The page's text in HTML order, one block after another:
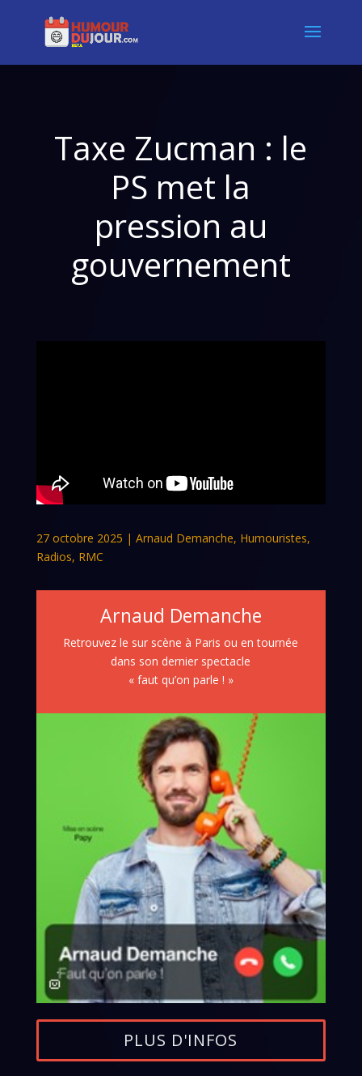
Taxe Zucman : le
PS met la
pression au
gouvernement
27 octobre 2025 | Arnaud Demanche, Humouristes,
Radios, RMC
Arnaud Demanche
Retrouvez le sur scène à Paris ou en tournée
dans son dernier spectacle
« faut qu’on parle ! »
PLUS D'INFOS